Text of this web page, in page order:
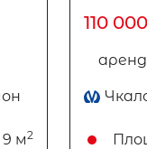
9 м2
110 000